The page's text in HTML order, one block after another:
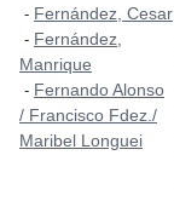
- Fernández, Cesar
- Fernández,
Manrique
- Fernando Alonso
/ Francisco Fdez./
Maribel Longuei